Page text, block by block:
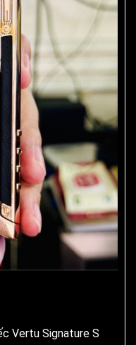
Vertu Signature S